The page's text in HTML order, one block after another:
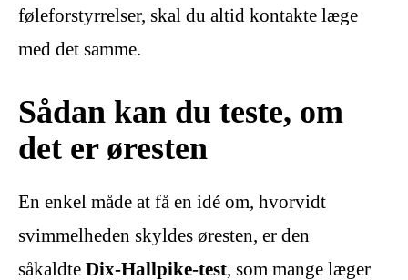
føleforstyrrelser, skal du altid kontakte læge
med det samme.
Sådan kan du teste, om
det er øresten
En enkel måde at få en idé om, hvorvidt
svimmelheden skyldes øresten, er den
såkaldte Dix-Hallpike-test, som mange læger